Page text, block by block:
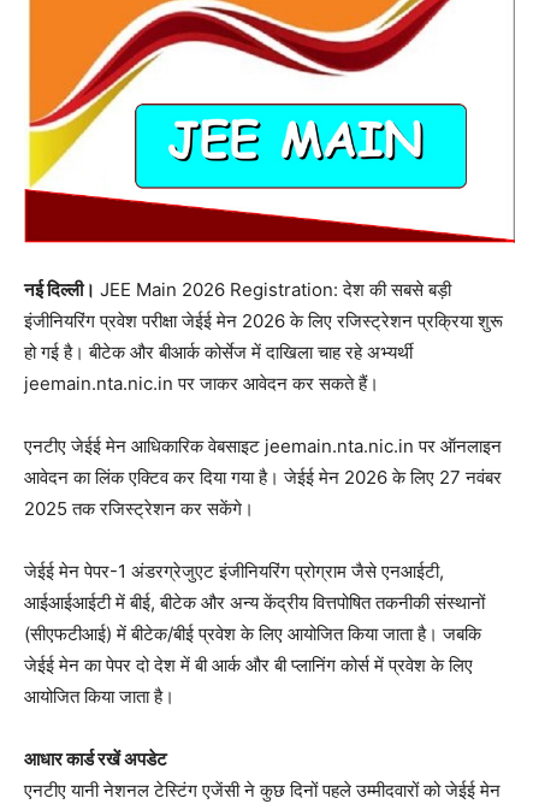
नई दिल्ली। JEE Main 2026 Registration: देश की सबसे बड़ी
इंजीनियरिंग प्रवेश परीक्षा जेईई मेन 2026 के लिए रजिस्ट्रेशन प्रक्रिया शुरू
हो गई है। बीटेक और बीआर्क कोर्सेज में दाखिला चाह रहे अभ्यर्थी
jeemain.nta.nic.in पर जाकर आवेदन कर सकते हैं।
एनटीए जेईई मेन आधिकारिक वेबसाइट jeemain.nta.nic.in पर ऑनलाइन
आवेदन का लिंक एक्टिव कर दिया गया है। जेईई मेन 2026 के लिए 27 नवंबर
2025 तक रजिस्ट्रेशन कर सकेंगे।
जेईई मेन पेपर-1 अंडरग्रेजुएट इंजीनियरिंग प्रोग्राम जैसे एनआईटी,
आईआईआईटी में बीई, बीटेक और अन्य केंद्रीय वित्तपोषित तकनीकी संस्थानों
(सीएफटीआई) में बीटेक/बीई प्रवेश के लिए आयोजित किया जाता है। जबकि
जेईई मेन का पेपर दो देश में बी आर्क और बी प्लानिंग कोर्स में प्रवेश के लिए
आयोजित किया जाता है।
आधार कार्ड रखें अपडेट
एनटीए यानी नेशनल टेस्टिंग एजेंसी ने कुछ दिनों पहले उम्मीदवारों को जेईई मेन